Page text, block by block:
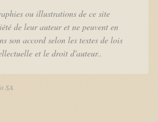
ou illustrations de ce site
de leur auteur et ne peuvent en
son accord selon les textes de lois
et le droit d'auteur..
SA